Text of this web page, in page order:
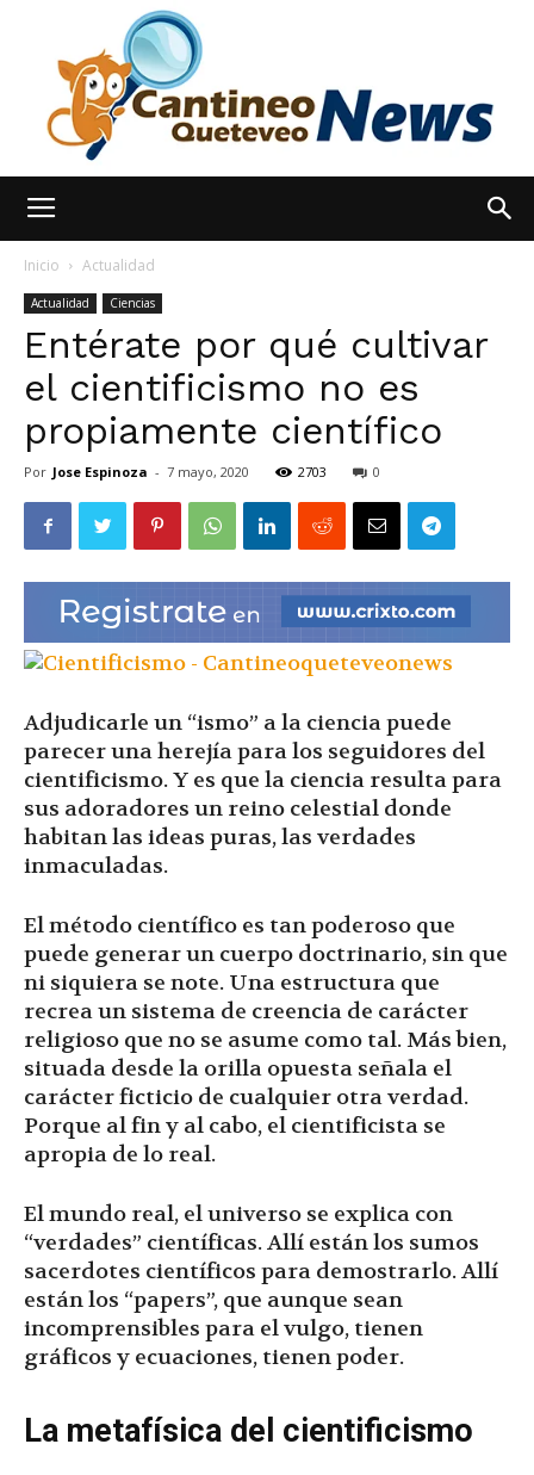
Noticias
hoy
|
Ultima
Hora
Inicio Actualidad
Actualidad Ciencias
Entérate por qué cultivar
el cientificismo no es
propiamente científico
Por Jose Espinoza - 7 mayo, 2020 2703 0
Adjudicarle un “ismo” a la ciencia puede
parecer una herejía para los seguidores del
cientificismo. Y es que la ciencia resulta para
sus adoradores un reino celestial donde
habitan las ideas puras, las verdades
inmaculadas.
El método científico es tan poderoso que
puede generar un cuerpo doctrinario, sin que
ni siquiera se note. Una estructura que
recrea un sistema de creencia de carácter
religioso que no se asume como tal. Más bien,
situada desde la orilla opuesta señala el
carácter ficticio de cualquier otra verdad.
Porque al fin y al cabo, el cientificista se
apropia de lo real.
El mundo real, el universo se explica con
“verdades” científicas. Allí están los sumos
sacerdotes científicos para demostrarlo. Allí
están los “papers”, que aunque sean
incomprensibles para el vulgo, tienen
gráficos y ecuaciones, tienen poder.
La metafísica del cientificismo